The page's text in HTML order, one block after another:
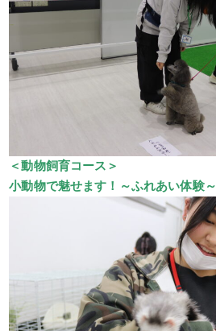
＜動物飼育コース＞
小動物で魅せます！～ふれあい体験～